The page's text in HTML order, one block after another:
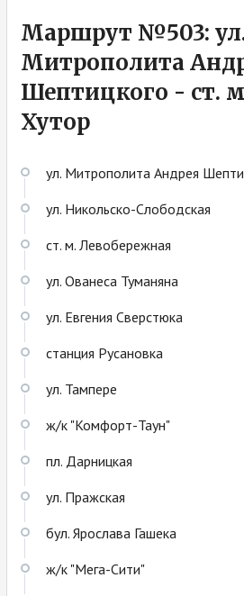
Маршрут №503:
Митрополита
Шептицкого - ст.
Хутор
ул. Митрополита Андрея
ул. Никольско-Слободская
ст. м. Левобережная
ул. Ованеса Туманяна
ул. Евгения Сверстюка
станция Русановка
ул. Тампере
ж/к "Комфорт-Таун"
пл. Дарницкая
ул. Пражская
бул. Ярослава Гашека
ж/к "Мега-Сити"